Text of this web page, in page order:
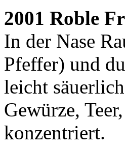
2001 Roble
In der Nase
Pfeffer) und
leicht
Gewürze,
konzentriert.